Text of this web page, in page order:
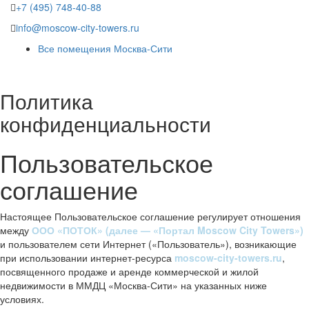
+7 (495) 748-40-88
info@moscow-city-towers.ru
Все помещения Москва-Сити
Политика
конфиденциальности
Пользовательское
соглашение
Настоящее Пользовательское соглашение регулирует отношения
между ООО «ПОТОК» (далее — «Портал Moscow City Towers»)
и пользователем сети Интернет («Пользователь»), возникающие
при использовании интернет-ресурса moscow-city-towers.ru,
посвященного продаже и аренде коммерческой и жилой
недвижимости в ММДЦ «Москва-Сити» на указанных ниже
условиях.